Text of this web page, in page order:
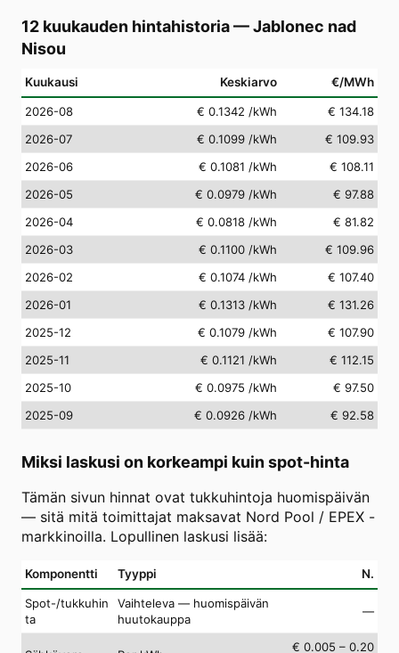
12 kuukauden hintahistoria—Jablonec nad
Nisou
Kuukausi Keskiarvo €/MWh
2026-08 € 0.1342 /kWh
€ 134.18
2026-07
€ 0.1099 /kWh
€ 109.93
2026-06
€ 0.1081 /kWh
€ 108.11
2026-05
€ 0.0979 /kWh
€ 97.88
2026-04
€ 0.0818 /kWh
€ 81.82
2026-03
€ 0.1100 /kWh
€ 109.96
2026-02
€ 0.1074 /kWh
€ 107.40
2026-01
€ 0.1313 /kWh
€ 131.26
2025-12
€ 0.1079 /kWh
€ 107.90
2025-11
€ 0.1121 /kWh
€ 112.15
2025-10
€ 0.0975 /kWh
€ 97.50
2025-09
€ 0.0926 /kWh € 92.58
Miksi laskusi on korkeampi kuin spot-hinta
Tämän sivun hinnat ovat tukkuhintoja huomispäivän
— sitä mitä toimittajat maksavat Nord Pool / EPEX -
markkinoilla. Lopullinen laskusi lisää:
Komponentti Tyyppi N.
Spot-/tukkuhin
ta
Vaihteleva — huomispäivän
huutokauppa
—
€ 0.005 – 0.20